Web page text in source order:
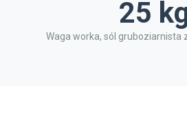
25
Waga worka, sól gruboziarnista